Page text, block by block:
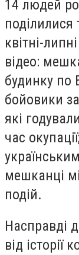
14 людей
квітні-
відео:
будинку по
бойовики
які
час
мешканці
подій.
Насправді
від історії